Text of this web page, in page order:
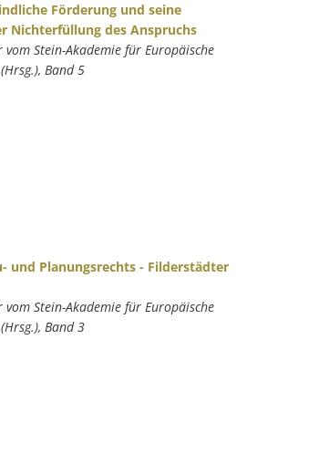
Förderung und seine
Nichterfüllung des Anspruchs
Stein-Akademie für Europäische
Band 5
und Planungsrechts - Filderstädter
Stein-Akademie für Europäische
Band 3